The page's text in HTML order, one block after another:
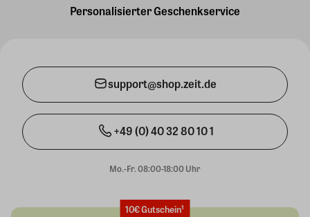
Personalisierter Geschenkservice
support@shop.zeit.de
+49 (0) 40 32 80 10 1
Mo.-Fr. 08:00-18:00 Uhr
10€ Gutschein¹